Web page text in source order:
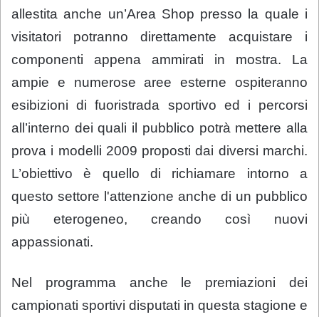
allestita anche un’Area Shop presso la quale i
visitatori potranno direttamente acquistare i
componenti appena ammirati in mostra. La
ampie e numerose aree esterne ospiteranno
esibizioni di fuoristrada sportivo ed i percorsi
all’interno dei quali il pubblico potrà mettere alla
prova i modelli 2009 proposti dai diversi marchi.
L’obiettivo è quello di richiamare intorno a
questo settore l'attenzione anche di un pubblico
più eterogeneo, creando così nuovi
appassionati.
Nel programma anche le premiazioni dei
campionati sportivi disputati in questa stagione e